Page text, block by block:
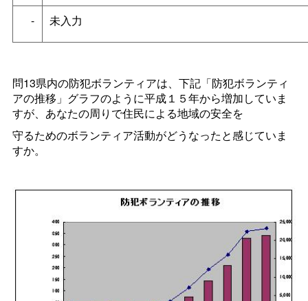
- 未入力
問13県内の防犯ボランティアは、下記「防犯ボランティ
アの推移」グラフのように平成１５年から増加していま
すが、あなたの周りで住民による地域の安全を
守るためのボランティア活動がどうなったと感じていま
すか。